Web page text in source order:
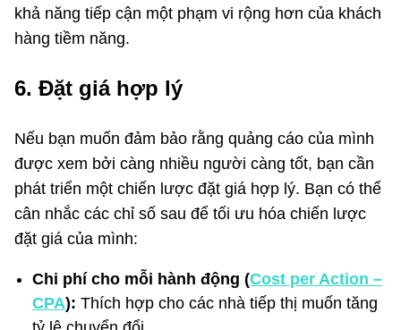
khả năng tiếp cận một phạm vi rộng hơn của khách
hàng tiềm năng.
6. Đặt giá hợp lý
Nếu bạn muốn đảm bảo rằng quảng cáo của mình
được xem bởi càng nhiều người càng tốt, bạn cần
phát triển một chiến lược đặt giá hợp lý. Bạn có thể
cân nhắc các chỉ số sau để tối ưu hóa chiến lược
đặt giá của mình:
Chi phí cho mỗi hành động (Cost per Action –
CPA): Thích hợp cho các nhà tiếp thị muốn tăng